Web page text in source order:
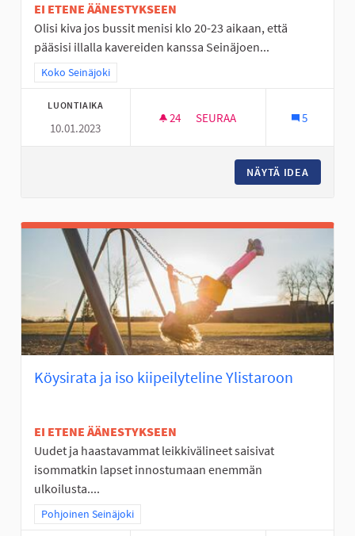
EI ETENE ÄÄNESTYKSEEN
Olisi kiva jos bussit menisi klo 20-23 aikaan, että
pääsisi illalla kavereiden kanssa Seinäjoen...
Rajaa tulokset teeman mukaan: Koko Seinäjoki
Koko Seinäjoki
LUONTIAIKA
10.01.2023
24 24 SEURAAJAA
SEURAA 5
NÄYTÄ IDEA
Köysirata ja iso kiipeilyteline Ylistaroon
EI ETENE ÄÄNESTYKSEEN
Uudet ja haastavammat leikkivälineet saisivat
isommatkin lapset innostumaan enemmän
ulkoilusta....
Rajaa tulokset teeman mukaan: Pohjoinen Seinäjoki
Pohjoinen Seinäjoki